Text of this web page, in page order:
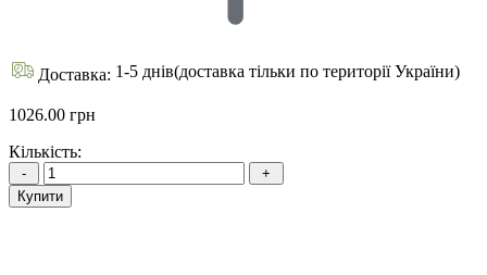
Доставка: 1-5 днів(доставка тільки по території України)
1026.00 грн
Кількість:
Купити